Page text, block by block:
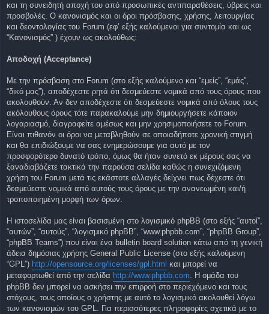
και τη συνειδητή αποχή του από προσωπικές αντιπαραθέσεις, ύβρεις και
προσβολές. Ο κανονισμός και οι όροι πρόσβασης, χρήσης, λειτουργίας
και δεοντολογίας του Forum (εφ’ εξής καλούμενοι για συντομία και ως
“Κανονισμός” ) έχουν ως ακολούθως:
Αποδοχή (Acceptance)
Με την πρόσβαση στο Forum (στο εξής καλούμενο και “εμείς”, “εμάς”,
“δικό μας”), αποδέχεστε ρητά ότι δεσμεύεστε νομικά από τους όρους που
ακολουθούν. Αν δεν αποδέχεστε ότι δεσμεύεστε νομικά από όλους τους
ακόλουθους όρους τότε παρακαλούμε μην δημιουργήσετε κάποιον
λογαριασμό, διαγραφείτε αμέσως και μην χρησιμοποιήσετε το Forum.
Είναι πιθανόν οι όροι να μεταβληθούν σε οποιαδήποτε χρονική στιγμή
και θα επιδιώξουμε να σας ενημερώσουμε για αυτό με τον
προσφορότερο δυνατό τρόπο, όμως θα ήταν συνετό εκ μέρους σας να
ξαναδιαβάζετε τακτικά την παρούσα σελίδα καθώς η συνεχιζόμενη
χρήση του Forum μετά τις εκάστοτε αλλαγές δείχνει πως δέχεστε ότι
δεσμεύεστε νομικά από αυτούς τους όρους με την ανανεωμένη και/ή
τροποποιημένη μορφή των όρων.
Η ιστοσελίδα μας είναι βασισμένη στο λογισμικό phpBB (στο εξής “αυτοί”,
“αυτών”, “αυτούς”, “λογισμικό phpBB”, “www.phpbb.com”, “phpBB Group”,
“phpBB Teams”) που είναι ένα bulletin board solution κάτω από τη γενική
άδεια δημόσιας χρήσης General Public License (στο εξής καλούμενη
“GPL”) http://opensource.org/licenses/gpl.html και μπορεί να
μεταφορτωθεί από την σελίδα http://www.phpbb.com. Η ομάδα του
phpBB δεν μπορεί να ασκήσει την επιρροή στο περιεχόμενο και τους
στόχους, τους οποίους ο χρήστης με αυτό το λογισμικό ακολουθεί λόγω
των κανονισμών του GPL. Για περισσότερες πληροφορίες σχετικά με το